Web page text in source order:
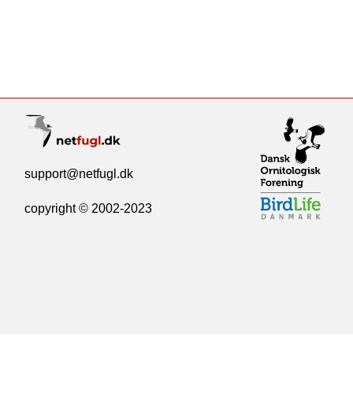
support@netfugl.dk
copyright © 2002-2023